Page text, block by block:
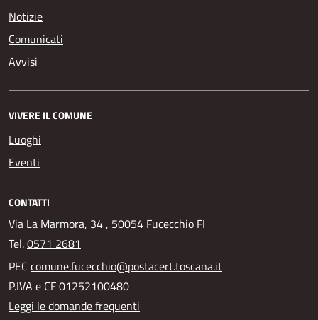
Notizie
Comunicati
Avvisi
VIVERE IL COMUNE
Luoghi
Eventi
CONTATTI
Via La Marmora, 34 , 50054 Fucecchio FI
Tel.0571 2681
PEC comune.fucecchio@postacert.toscana.it
P.IVA e CF 01252100480
Leggi le domande frequenti